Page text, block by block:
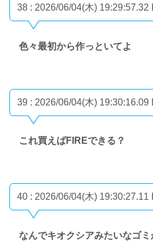
38 : 2026/06/04(木) 19:29:57.32
色々最初から作っといてよ
39 : 2026/06/04(木) 19:30:16.09
これ買えばFIREできる？
40 : 2026/06/04(木) 19:30:27.11
なんでキオクシアみたいなゴミ